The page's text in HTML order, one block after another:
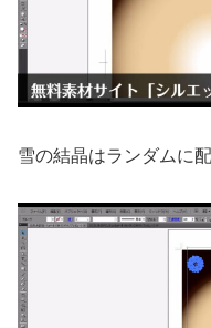
雪の結晶はランダムに